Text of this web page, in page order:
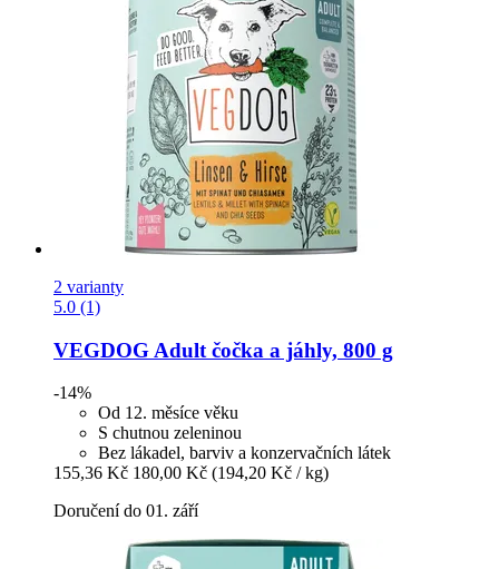
2 varianty
5.0 (1)
VEGDOG Adult čočka a jáhly, 800 g
-14%
Od 12. měsíce věku
S chutnou zeleninou
Bez lákadel, barviv a konzervačních látek
155,36 Kč 180,00 Kč (194,20 Kč / kg)
Doručení do 01. září